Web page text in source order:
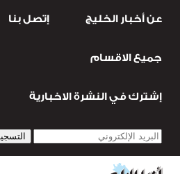
عربية ودولية الرياضة
قضـايــا وحـــوادث
عن أخبار الخليج إتصل بنا
جميع الاقسام
إشترك في النشرة الاخبارية